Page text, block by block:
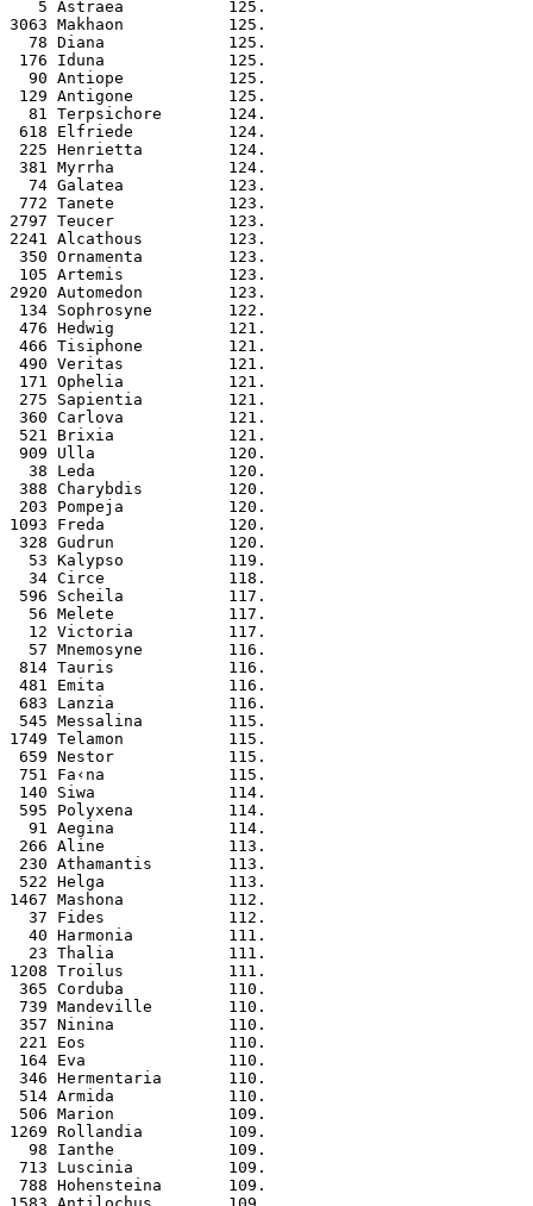
   5 Astraea           125.
3063 Makhaon           125.
  78 Diana             125.
176 Iduna             125.
  90 Antiope           125.
129 Antigone          125.
  81 Terpsichore       124.
618 Elfriede          124.
225 Henrietta         124.
381 Myrrha            124.
  74 Galatea           123.
772 Tanete            123.
2797 Teucer            123.
2241 Alcathous         123.
350 Ornamenta         123.
105 Artemis           123.
2920 Automedon         123.
134 Sophrosyne        122.
476 Hedwig            121.
466 Tisiphone         121.
490 Veritas           121.
171 Ophelia           121.
275 Sapientia         121.
360 Carlova           121.
521 Brixia            121.
909 Ulla              120.
  38 Leda              120.
388 Charybdis         120.
203 Pompeja           120.
1093 Freda             120.
328 Gudrun            120.
  53 Kalypso           119.
  34 Circe             118.
596 Scheila           117.
  56 Melete            117.
  12 Victoria          117.
  57 Mnemosyne         116.
814 Tauris            116.
481 Emita             116.
683 Lanzia            116.
545 Messalina         115.
1749 Telamon           115.
659 Nestor            115.
751 Fa‹na             115.
140 Siwa              114.
595 Polyxena          114.
  91 Aegina            114.
266 Aline             113.
230 Athamantis        113.
522 Helga             113.
1467 Mashona           112.
  37 Fides             112.
  40 Harmonia          111.
  23 Thalia            111.
1208 Troilus           111.
365 Corduba           110.
739 Mandeville        110.
357 Ninina            110.
221 Eos               110.
164 Eva               110.
346 Hermentaria       110.
514 Armida            110.
506 Marion            109.
1269 Rollandia         109.
  98 Ianthe            109.
713 Luscinia          109.
788 Hohensteina       109.